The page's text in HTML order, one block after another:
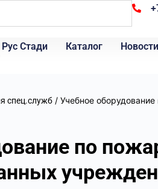
Рус Стади Каталог Новости
спец.служб / Учебное
по